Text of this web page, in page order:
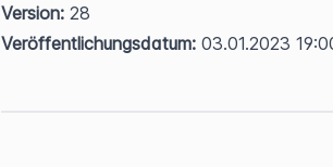
Version: 28
Veröffentlichungsdatum: 03.01.2023